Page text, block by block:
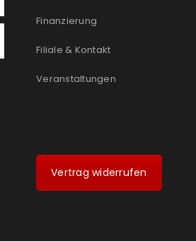
Finanzierung
Filiale & Kontakt
Veranstaltungen
Vertrag widerrufen